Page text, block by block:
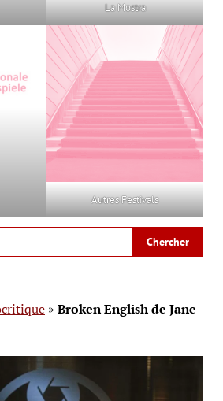
La Mostra
Autres Festivals
» Broken English de Jane